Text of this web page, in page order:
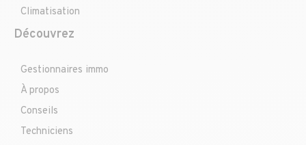
Climatisation
Découvrez
Gestionnaires immo
À propos
Conseils
Techniciens